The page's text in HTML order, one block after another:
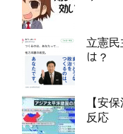
立憲
は？
【安
反応